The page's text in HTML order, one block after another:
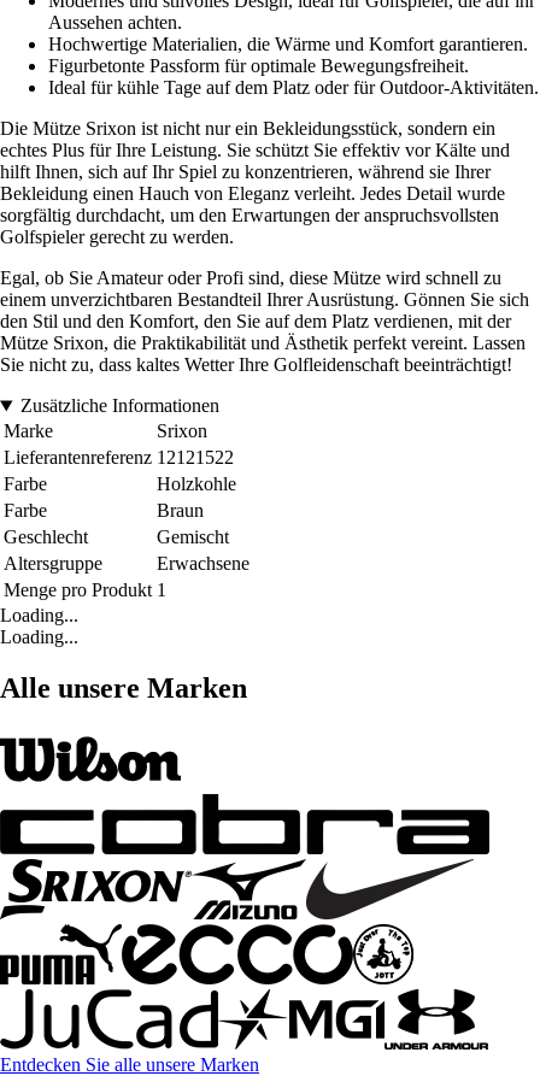
Aussehen achten.
Hochwertige Materialien, die Wärme und Komfort garantieren.
Figurbetonte Passform für optimale Bewegungsfreiheit.
Ideal für kühle Tage auf dem Platz oder für Outdoor-Aktivitäten.
Die Mütze Srixon ist nicht nur ein Bekleidungsstück, sondern ein
echtes Plus für Ihre Leistung. Sie schützt Sie effektiv vor Kälte und
hilft Ihnen, sich auf Ihr Spiel zu konzentrieren, während sie Ihrer
Bekleidung einen Hauch von Eleganz verleiht. Jedes Detail wurde
sorgfältig durchdacht, um den Erwartungen der anspruchsvollsten
Golfspieler gerecht zu werden.
Egal, ob Sie Amateur oder Profi sind, diese Mütze wird schnell zu
einem unverzichtbaren Bestandteil Ihrer Ausrüstung. Gönnen Sie sich
den Stil und den Komfort, den Sie auf dem Platz verdienen, mit der
Mütze Srixon, die Praktikabilität und Ästhetik perfekt vereint. Lassen
Sie nicht zu, dass kaltes Wetter Ihre Golfleidenschaft beeinträchtigt!
Zusätzliche Informationen
Marke
Srixon
Lieferantenreferenz 12121522
Farbe
Holzkohle
Farbe
Braun
Geschlecht
Gemischt
Altersgruppe
Erwachsene
Menge pro Produkt 1
Loading...
Loading...
Alle unsere Marken
Entdecken Sie alle unsere Marken